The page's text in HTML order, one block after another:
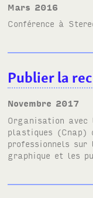
mars 2016
Conférence à
Publier la
novembre 2017
Organisation
plastiques (Cnap)
professionnels
graphique et les